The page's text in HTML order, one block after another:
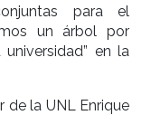
para el
un árbol por
en la
de la UNL Enrique